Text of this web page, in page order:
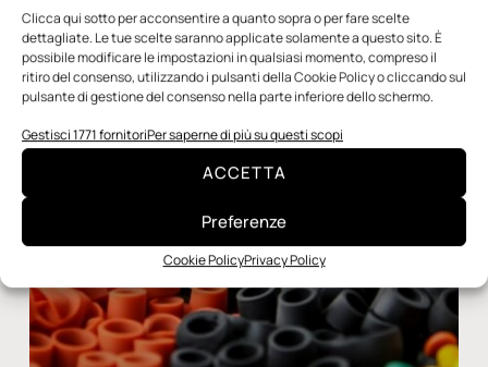
Clicca qui sotto per acconsentire a quanto sopra o per fare scelte
dettagliate. Le tue scelte saranno applicate solamente a questo sito. È
possibile modificare le impostazioni in qualsiasi momento, compreso il
ritiro del consenso, utilizzando i pulsanti della Cookie Policy o cliccando sul
pulsante di gestione del consenso nella parte inferiore dello schermo.
Gestisci 1771 fornitoriPer saperne di più su questi scopi
ACCETTA
Preferenze
Cookie PolicyPrivacy Policy
TI POTREBBERO
INTERESSARE